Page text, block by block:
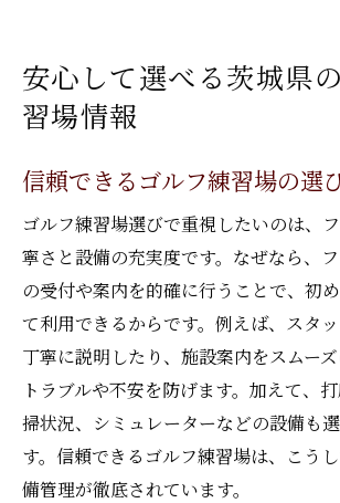
安心して選べる茨城県
習場情報
信頼できるゴルフ練習場の選
ゴルフ練習場選びで重視したいのは、
寧さと設備の充実度です。なぜなら、
の受付や案内を的確に行うことで、初
て利用できるからです。例えば、スタ
丁寧に説明したり、施設案内をスムーズ
トラブルや不安を防げます。加えて、
掃状況、シミュレーターなどの設備も
す。信頼できるゴルフ練習場は、こう
備管理が徹底されています。